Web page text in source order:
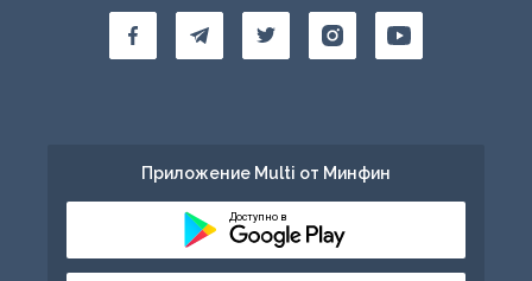
Приложение Multi от Минфин
Доступно в